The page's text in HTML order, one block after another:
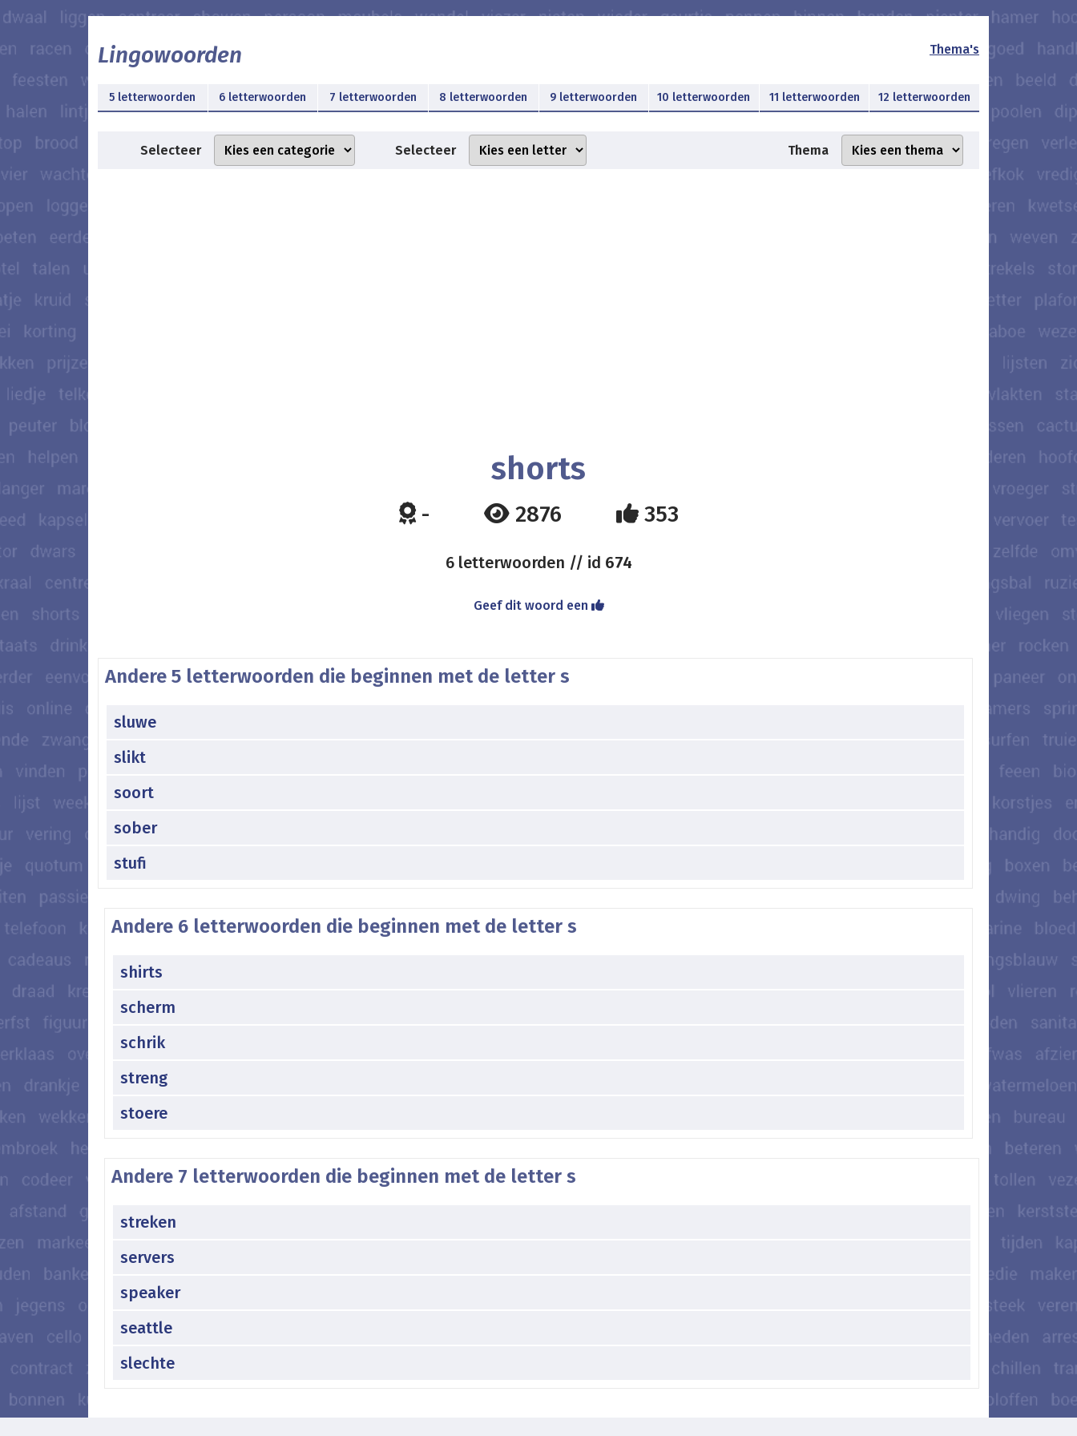
Lingowoorden Thema's
5 letterwoorden 6 letterwoorden 7 letterwoorden 8 letterwoorden 9 letterwoorden 10 letterwoorden 11 letterwoorden 12 letterwoorden
Selecteer Selecteer Thema
shorts
- 2876 353
6 letterwoorden // id 674
Geef dit woord een
Andere 5 letterwoorden die beginnen met de letter s
sluwe
slikt
soort
sober
stufi
Andere 6 letterwoorden die beginnen met de letter s
shirts
scherm
schrik
streng
stoere
Andere 7 letterwoorden die beginnen met de letter s
streken
servers
speaker
seattle
slechte